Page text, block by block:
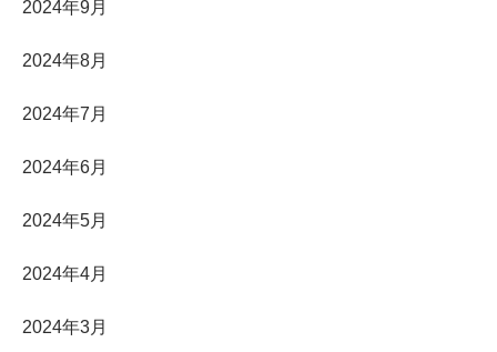
2024年9月
2024年8月
2024年7月
2024年6月
2024年5月
2024年4月
2024年3月